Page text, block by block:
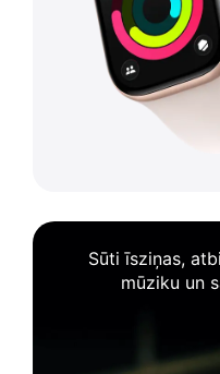
Sūti īsziņas,
mūziku un